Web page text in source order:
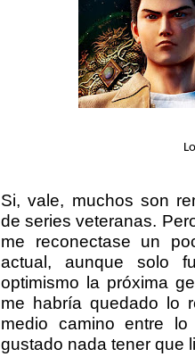
Si, vale, muchos son
de series veteranas.
me reconectase un
actual, aunque solo
optimismo la próxima
me habría quedado lo
medio camino entre
gustado nada tener que